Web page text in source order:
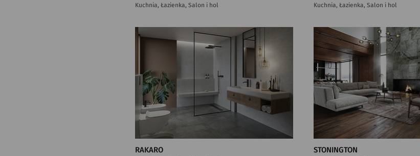
Kuchnia, Łazienka, Salon i hol Kuchnia, Łazienka, Salon i hol
RAKARO STONINGTON